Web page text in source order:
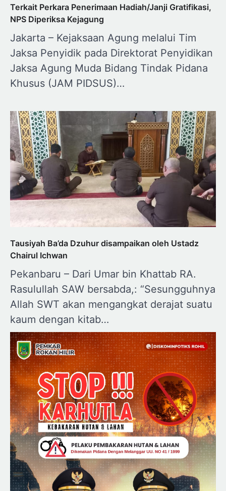
Terkait Perkara Penerimaan Hadiah/Janji Gratifikasi,
NPS Diperiksa Kejagung
Jakarta – Kejaksaan Agung melalui Tim
Jaksa Penyidik pada Direktorat Penyidikan
Jaksa Agung Muda Bidang Tindak Pidana
Khusus (JAM PIDSUS)…
Tausiyah Ba’da Dzuhur disampaikan oleh Ustadz
Chairul Ichwan
Pekanbaru – Dari Umar bin Khattab RA.
Rasulullah SAW bersabda,: “Sesungguhnya
Allah SWT akan mengangkat derajat suatu
kaum dengan kitab…